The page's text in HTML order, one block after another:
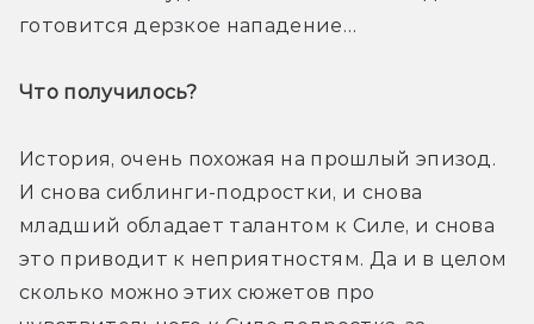
готовится дерзкое нападение…
Что получилось?
История, очень похожая на прошлый эпизод.
И снова сиблинги-подростки, и снова
младший обладает талантом к Силе, и снова
это приводит к неприятностям. Да и в целом
сколько можно этих сюжетов про